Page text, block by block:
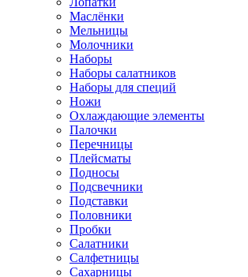
Маслёнки
Мельницы
Молочники
Наборы
Наборы салатников
Наборы для специй
Ножи
Охлаждающие элементы
Палочки
Перечницы
Плейсматы
Подносы
Подсвечники
Подставки
Половники
Пробки
Салатники
Салфетницы
Сахарницы